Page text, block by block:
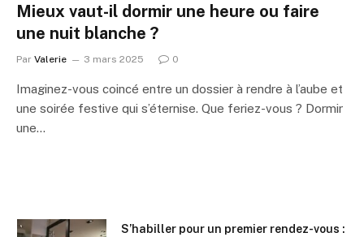
Mieux vaut-il dormir une heure ou faire
une nuit blanche ?
Par Valerie 3 mars 2025 0
Imaginez-vous coincé entre un dossier à rendre à l’aube et
une soirée festive qui s’éternise. Que feriez-vous ? Dormir
une…
S’habiller pour un premier rendez-vous :